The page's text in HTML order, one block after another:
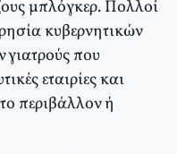
μπλόγκερ. Πολλοί
κυβερνητικών
που
εταιρίες και
περιβάλλον ή